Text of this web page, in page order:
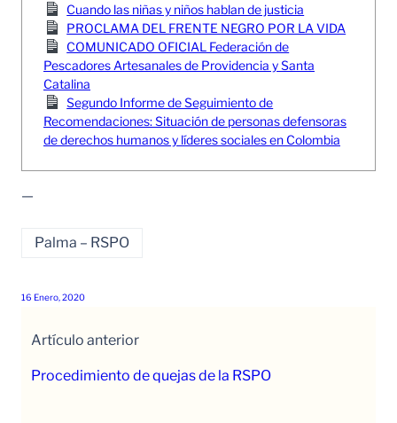
Cuando las niñas y niños hablan de justicia
PROCLAMA DEL FRENTE NEGRO POR LA VIDA
COMUNICADO OFICIAL Federación de
Pescadores Artesanales de Providencia y Santa
Catalina
Segundo Informe de Seguimiento de
Recomendaciones: Situación de personas defensoras
de derechos humanos y líderes sociales en Colombia
—
Palma – RSPO
16 Enero, 2020
Artículo anterior
Procedimiento de quejas de la RSPO